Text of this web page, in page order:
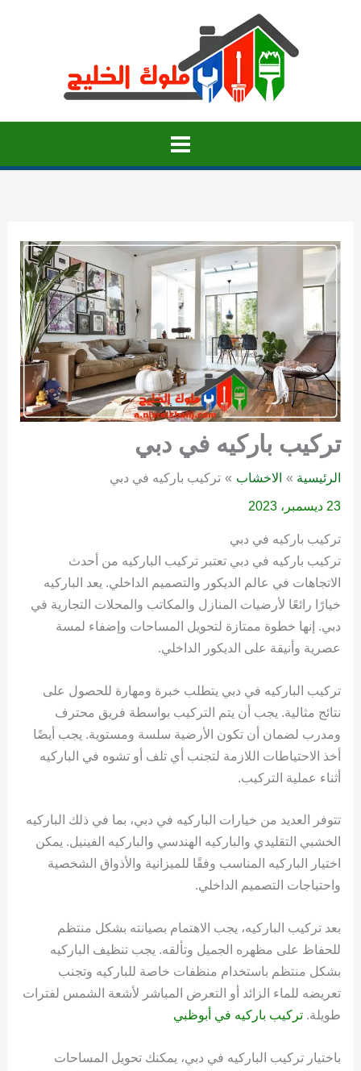
تركيب باركيه في دبي
الرئيسية الاخشاب تركيب باركيه في دبي
23 ديسمبر، 2023
تركيب باركيه في دبي
تركيب باركيه في دبي تعتبر تركيب الباركيه من أحدث
الاتجاهات في عالم الديكور والتصميم الداخلي. يعد الباركيه
خيارًا رائعًا لأرضيات المنازل والمكاتب والمحلات التجارية في
دبي. إنها خطوة ممتازة لتحويل المساحات وإضفاء لمسة
عصرية وأنيقة على الديكور الداخلي.
تركيب الباركيه في دبي يتطلب خبرة ومهارة للحصول على
نتائج مثالية. يجب أن يتم التركيب بواسطة فريق محترف
ومدرب لضمان أن تكون الأرضية سلسة ومستوية. يجب أيضًا
أخذ الاحتياطات اللازمة لتجنب أي تلف أو تشوه في الباركيه
أثناء عملية التركيب.
تتوفر العديد من خيارات الباركيه في دبي، بما في ذلك الباركيه
الخشبي التقليدي والباركيه الهندسي والباركيه الفينيل. يمكن
اختيار الباركيه المناسب وفقًا للميزانية والأذواق الشخصية
واحتياجات التصميم الداخلي.
بعد تركيب الباركيه، يجب الاهتمام بصيانته بشكل منتظم
للحفاظ على مظهره الجميل وتألقه. يجب تنظيف الباركيه
بشكل منتظم باستخدام منظفات خاصة للباركيه وتجنب
تعريضه للماء الزائد أو التعرض المباشر لأشعة الشمس لفترات
طويلة. تركيب باركيه في أبوظبي
باختيار تركيب الباركيه في دبي، يمكنك تحويل المساحات